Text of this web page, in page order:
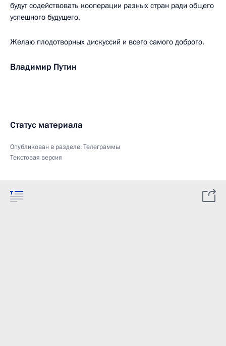
будут содействовать кооперации разных стран ради общего
успешного будущего.
Желаю плодотворных дискуссий и всего самого доброго.
Владимир Путин
Статус материала
Опубликован в разделе:Телеграммы
Текстовая версия